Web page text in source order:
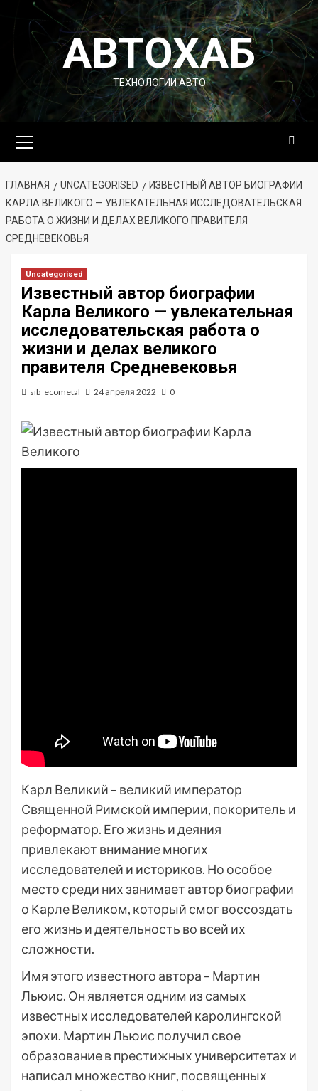
Перейти
содержимомуАВТОХАБ
ТЕХНОЛОГИИ АВТО
меню
ГЛАВНАЯ UNCATEGORISED
ИЗВЕСТНЫЙ АВТОР БИОГРАФИИ
КАРЛА ВЕЛИКОГО — УВЛЕКАТЕЛЬНАЯ ИССЛЕДОВАТЕЛЬСКАЯ
РАБОТА О ЖИЗНИ И ДЕЛАХ ВЕЛИКОГО ПРАВИТЕЛЯ
СРЕДНЕВЕКОВЬЯ
Uncategorised
Известный автор биографии
Карла Великого — увлекательная
исследовательская работа о
жизни и делах великого
правителя Средневековья
sib_ecometal 24 апреля 2022 0
Карл Великий – великий император
Священной Римской империи, покоритель и
реформатор. Его жизнь и деяния
привлекают внимание многих
исследователей и историков. Но особое
место среди них занимает автор биографии
о Карле Великом, который смог воссоздать
его жизнь и деятельность во всей их
сложности.
Имя этого известного автора – Мартин
Льюис. Он является одним из самых
известных исследователей каролингской
эпохи. Мартин Льюис получил свое
образование в престижных университетах и
написал множество книг, посвященных